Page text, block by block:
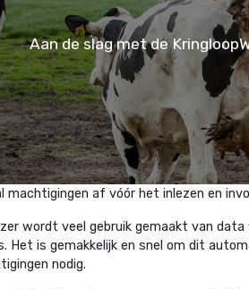
Aan de slag met de
machtigingen af vóór het inlezen en
wordt veel gebruik gemaakt van
Het is gemakkelijk en snel om dit
nodig.